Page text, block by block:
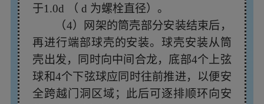
于1.0d （d 为螺栓直径）。
（4）网架的筒壳部分安装结束后，
再进行端部球壳的安装。球壳安装从筒
壳出发，同时向中间合龙，底部4个上弦
球和4个下弦球应同时往前推进，以便安
全跨越门洞区域；此后可逐排顺环向安